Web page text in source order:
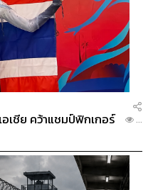
เชีย คว้าแชมป์ฟิกเกอร์
...